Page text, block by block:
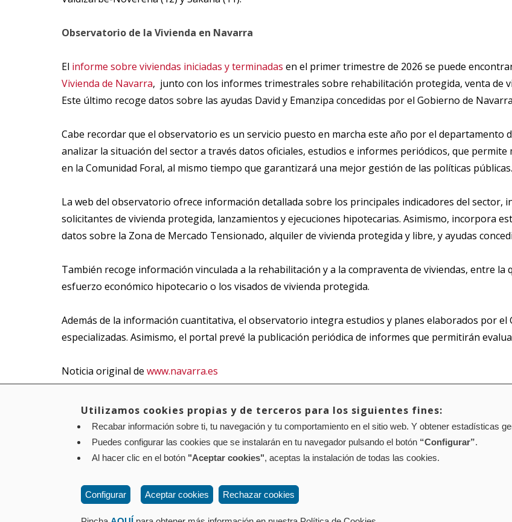
Observatorio de la Vivienda en Navarra
El informe sobre viviendas iniciadas y terminadas en el primer trimestre de 2026 se puede
Vivienda de Navarra, junto con los informes trimestrales sobre rehabilitación protegida, venta de
Este último recoge datos sobre las ayudas David y Emanzipa concedidas por el Gobierno de
Cabe recordar que el observatorio es un servicio puesto en marcha este año por el departamento
analizar la situación del sector a través datos oficiales, estudios e informes periódicos, que
en la Comunidad Foral, al mismo tiempo que garantizará una mejor gestión de las políticas públicas.
La web del observatorio ofrece información detallada sobre los principales indicadores del sector,
solicitantes de vivienda protegida, lanzamientos y ejecuciones hipotecarias. Asimismo, incorpora
datos sobre la Zona de Mercado Tensionado, alquiler de vivienda protegida y libre, y ayudas
También recoge información vinculada a la rehabilitación y a la compraventa de viviendas, entre la
esfuerzo económico hipotecario o los visados de vivienda protegida.
Además de la información cuantitativa, el observatorio integra estudios y planes elaborados por
especializadas. Asimismo, el portal prevé la publicación periódica de informes que permitirán
Noticia original de www.navarra.es
Aviso legal Política de privacidad Política de cookies Mapa web Configuración de cookies
: Paseo de Sarasate nº 38, 2º Dcha - 31001 Pamplona (Navarra) Tel.: 848 42 08 72
Utilizamos cookies propias y de terceros para los siguientes fines:
Recabar información sobre ti, tu navegación y tu comportamiento en el sitio web. Y obtener estadísticas
Puedes configurar las cookies que se instalarán en tu navegador pulsando el botón “Configurar”.
Al hacer clic en el botón "Aceptar cookies", aceptas la instalación de todas las cookies.
Configurar Aceptar cookies Rechazar cookies